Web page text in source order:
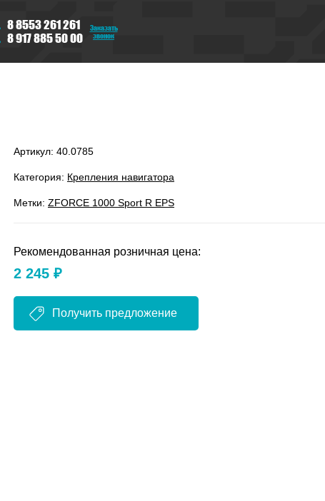
8 8553 261 261
8 917 885 50 00
Заказать
звонок
Артикул: 40.0785
Категория: Крепления навигатора
Метки: ZFORCE 1000 Sport R EPS
Рекомендованная розничная цена:
2 245 ₽
Получить предложение